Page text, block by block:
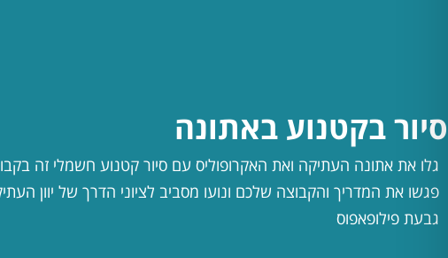
סיור בקטנוע באתונה
גלו את אתונה העתיקה ואת האקרופוליס עם סיור קטנוע חשמלי זה
פגשו את המדריך והקבוצה שלכם ונועו מסביב לציוני הדרך של יוון
גבעת פילופאפוס